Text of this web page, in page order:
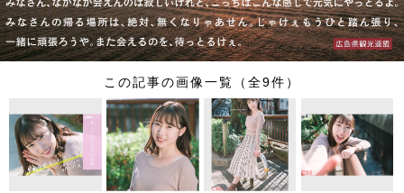
この記事の画像一覧（全9件）